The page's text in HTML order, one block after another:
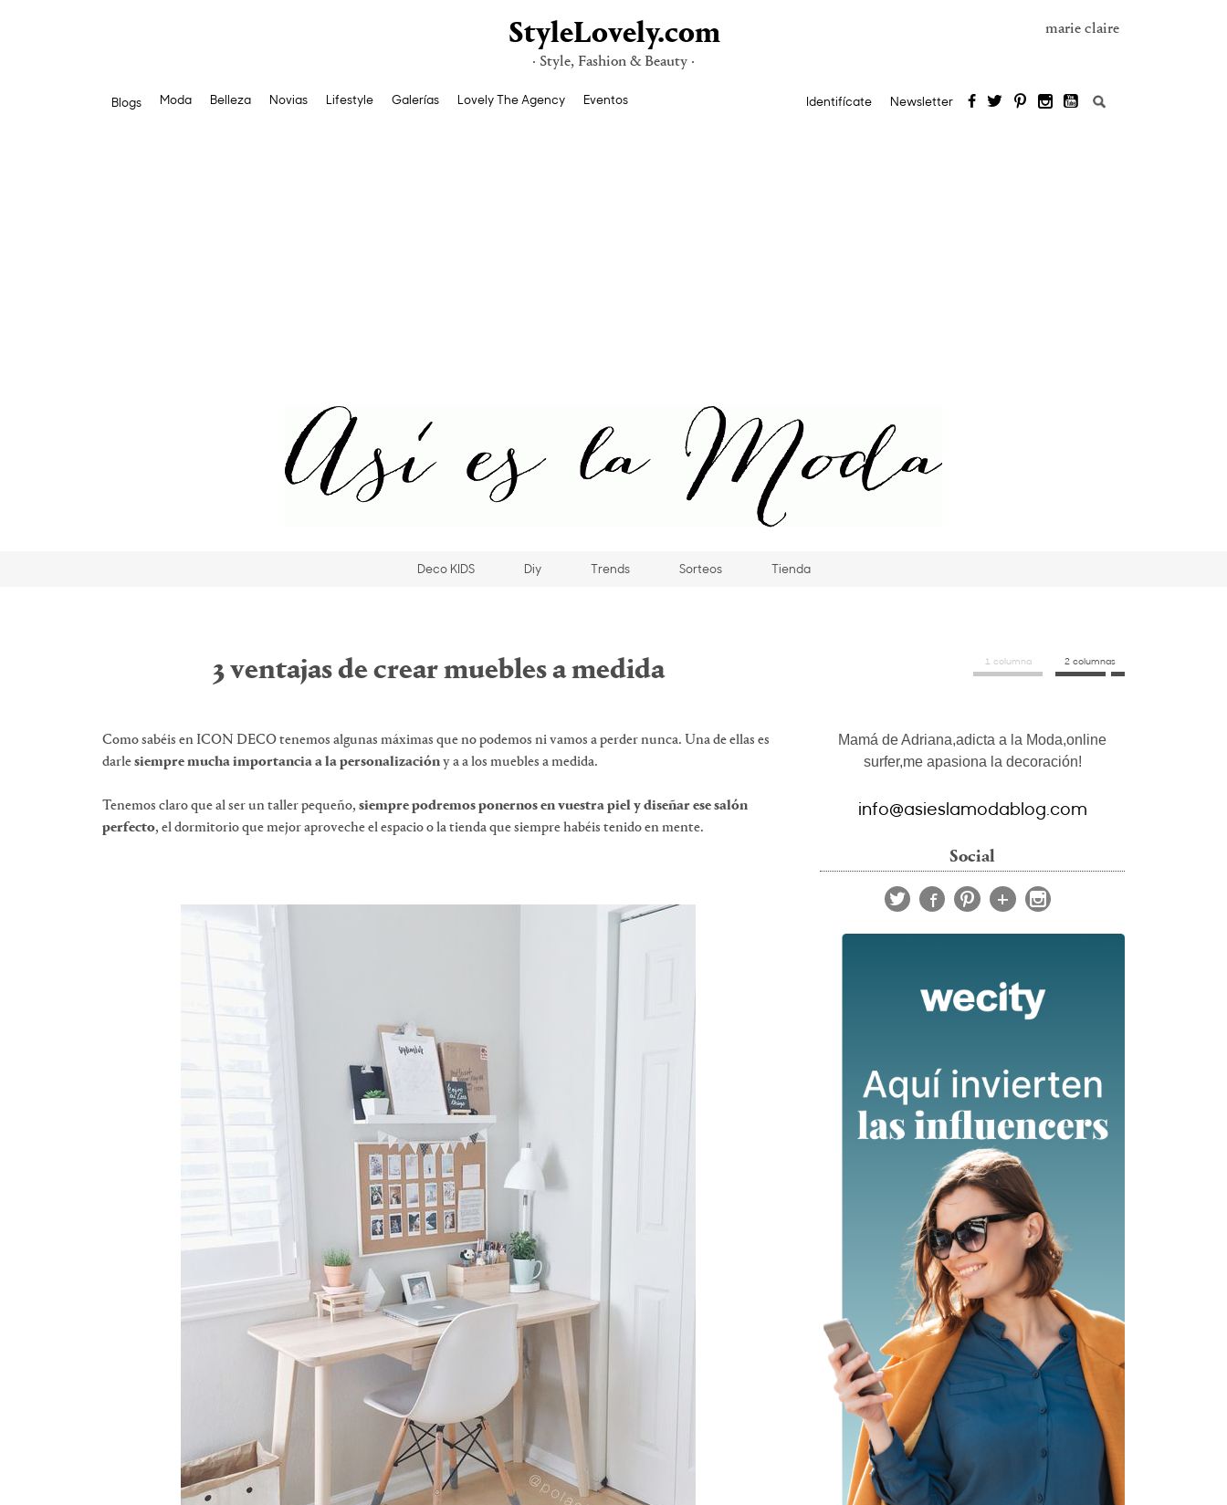
StyleLovely.com
· Style, Fashion & Beauty ·
marie claire
Blogs Moda Belleza Novias Lifestyle Galerías Lovely The Agency Eventos Identifícate Newsletter Buscar:
Deco KIDS Diy Trends Sorteos Tienda
3 ventajas de crear muebles a medida
Como sabéis en ICON DECO tenemos algunas máximas que no podemos ni vamos a perder nunca. Una de ellas es
darlesiempre mucha importancia a la personalizacióny a a los muebles a medida.
Tenemos claro que al ser un taller pequeño, siempre podremos ponernos en vuestra piel y diseñar ese salón
perfecto, el dormitorio que mejor aproveche el espacio o la tienda que siempre habéis tenido en mente.
1 columna 2 columnas
Mamá de Adriana,adicta a la Moda,online
surfer,me apasiona la decoración!
info@asieslamodablog.com
Social